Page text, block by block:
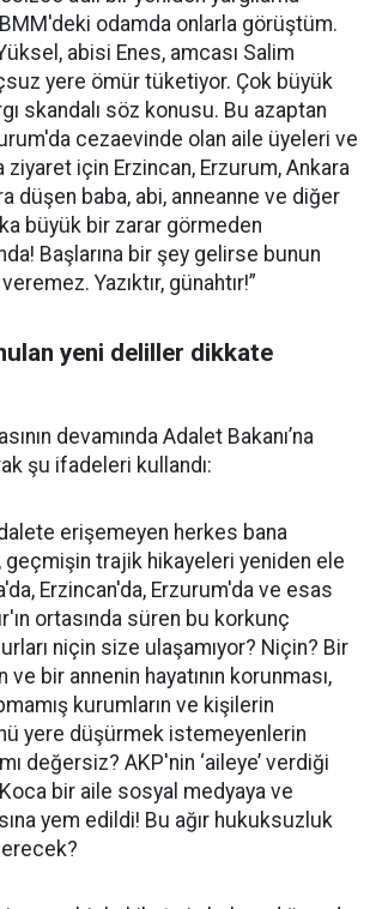
odamda onlarla görüştüm.
abisi Enes, amcası Salim
yere ömür tüketiyor. Çok büyük
skandalı söz konusu. Bu azaptan
cezaevinde olan aile üyeleri ve
ziyaret için Erzincan, Erzurum, Ankara
düşen baba, abi, anneanne ve diğer
büyük bir zarar görmeden
Başlarına bir şey gelirse bunun
Yazıktır, günahtır!”
yeni deliller dikkate
devamında Adalet Bakanı’na
şu ifadeleri kullandı:
erişemeyen herkes bana
geçmişin trajik hikayeleri yeniden ele
Erzincan'da, Erzurum'da ve esas
ortasında süren bu korkunç
niçin size ulaşamıyor? Niçin? Bir
ve bir annenin hayatının korunması,
kurumların ve kişilerin
yere düşürmek istemeyenlerin
değersiz? AKP'nin ‘aileye’ verdiği
bir aile sosyal medyaya ve
yem edildi! Bu ağır hukuksuzluk